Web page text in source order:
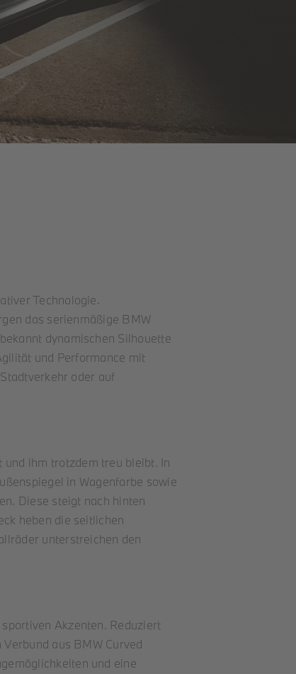
Technologie.
das serienmäßige BMW
dynamischen Silhouette
und Performance mit
oder auf
ihm trotzdem treu bleibt. In
in Wagenfarbe sowie
Diese steigt nach hinten
heben die seitlichen
unterstreichen den
Akzenten. Reduziert
aus BMW Curved
und eine